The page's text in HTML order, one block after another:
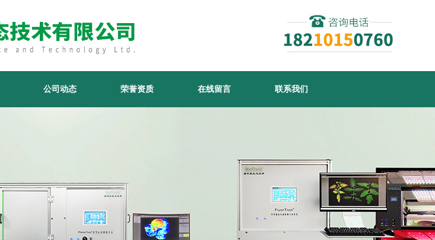
公司动态 荣誉资质 在线留言 联系我们